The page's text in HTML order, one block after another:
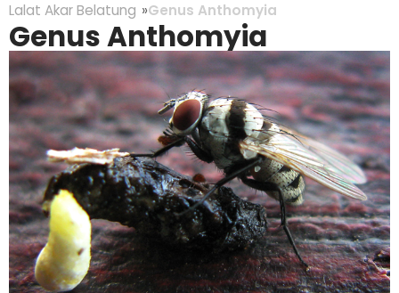
Lalat Akar Belatung
Genus Anthomyia
Genus Anthomyia